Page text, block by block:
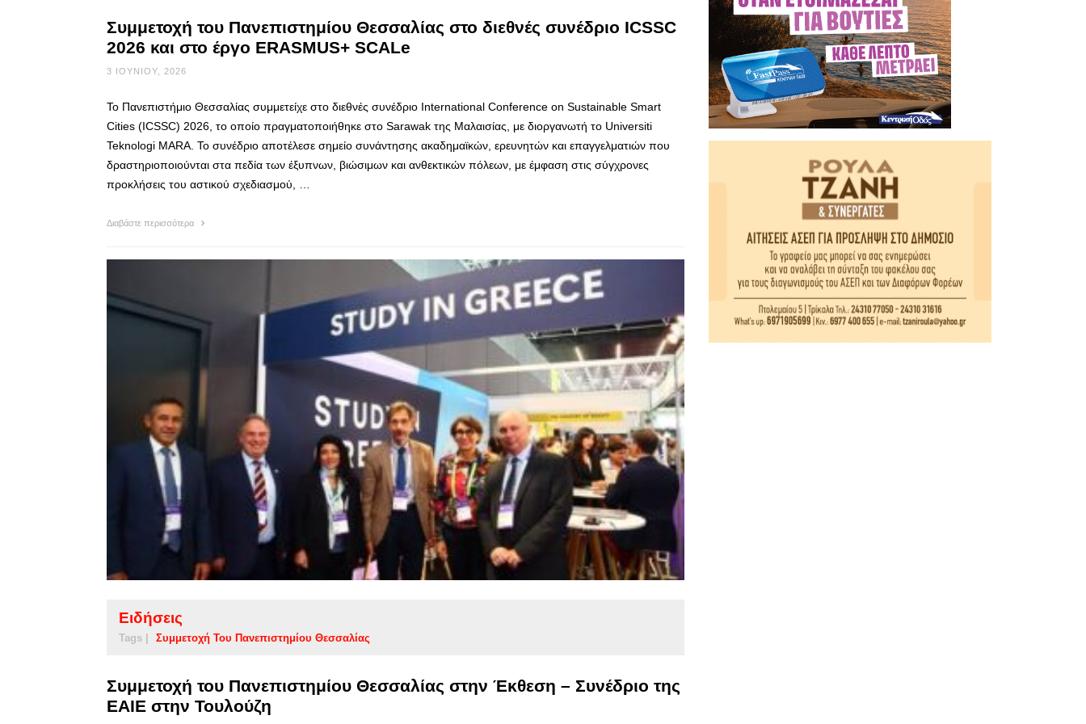
Συμμετοχή του Πανεπιστημίου Θεσσαλίας στο διεθνές συνέδριο ICSSC
2026 και στο έργο ERASMUS+ SCALe
3 ΙΟΥΝΊΟΥ, 2026
Το Πανεπιστήμιο Θεσσαλίας συμμετείχε στο διεθνές συνέδριο International Conference on Sustainable Smart
Cities (ICSSC) 2026, το οποίο πραγματοποιήθηκε στο Sarawak της Μαλαισίας, με διοργανωτή το Universiti
Teknologi MARA. Το συνέδριο αποτέλεσε σημείο συνάντησης ακαδημαϊκών, ερευνητών και επαγγελματιών που
δραστηριοποιούνται στα πεδία των έξυπνων, βιώσιμων και ανθεκτικών πόλεων, με έμφαση στις σύγχρονες
προκλήσεις του αστικού σχεδιασμού, …
Διαβάστε περισσότερα
Ειδήσεις
Tags | Συμμετοχή Του Πανεπιστημίου Θεσσαλίας
Συμμετοχή του Πανεπιστημίου Θεσσαλίας στην Έκθεση – Συνέδριο της
ΕΑΙΕ στην Τουλούζη